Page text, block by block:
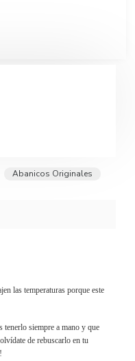
Abanicos Originales
las temperaturas porque este
tenerlo siempre a mano y que
de rebuscarlo en tu